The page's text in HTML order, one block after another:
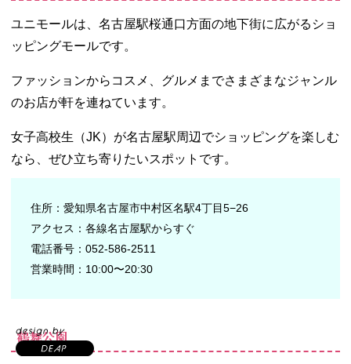
ユニモールは、名古屋駅桜通口方面の地下街に広がるショ
ッピングモールです。
ファッションからコスメ、グルメまでさまざまなジャンル
のお店が軒を連ねています。
女子高校生（JK）が名古屋駅周辺でショッピングを楽しむ
なら、ぜひ立ち寄りたいスポットです。
住所：愛知県名古屋市中村区名駅4丁目5−26
アクセス：各線名古屋駅からすぐ
電話番号：052-586-2511
営業時間：10:00〜20:30
鶴舞公園